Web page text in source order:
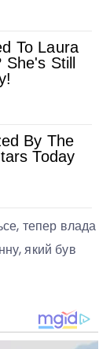
тепер влада
який був